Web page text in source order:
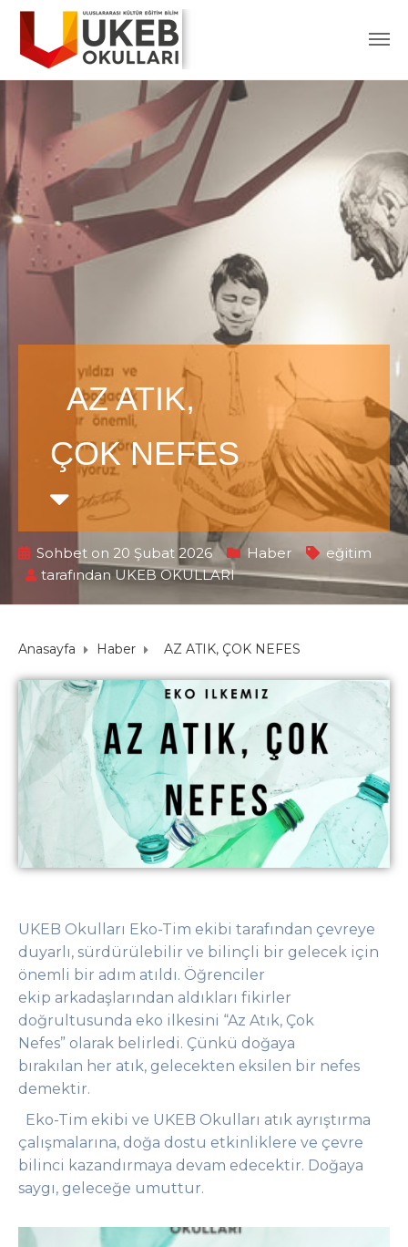
AZ ATIK,
ÇOK NEFES
Sohbet on 20 Şubat 2026 Haber
eğitim
tarafından UKEB OKULLARI
Anasayfa Haber AZ ATIK, ÇOK NEFES
UKEB Okulları Eko-Tim ekibi tarafından çevreye
duyarlı, sürdürülebilir ve bilinçli bir gelecek için
önemli bir adım atıldı. Öğrenciler
ekip arkadaşlarından aldıkları fikirler
doğrultusunda eko ilkesini “Az Atık, Çok
Nefes” olarak belirledi. Çünkü doğaya
bırakılan her atık, gelecekten eksilen bir nefes
demektir.
Eko-Tim ekibi ve UKEB Okulları atık ayrıştırma
çalışmalarına, doğa dostu etkinliklere ve çevre
bilinci kazandırmaya devam edecektir. Doğaya
saygı, geleceğe umuttur.